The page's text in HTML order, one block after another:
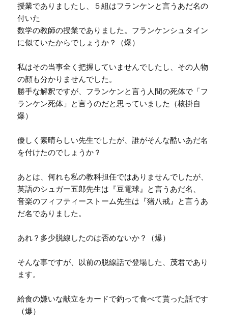
授業でありましたし、５組はフランケンと言うあだ名の
付いた
数学の教師の授業でありました。フランケンシュタイン
に似ていたからでしょうか？（爆）
私はその当事全く把握していませんでしたし、その人物
の顔も分かりませんでした。
勝手な解釈ですが、フランケンと言う人間の死体で「フ
ランケン死体」と言うのだと思っていました（核掛自
爆）
優しく素晴らしい先生でしたが、誰がそんな酷いあだ名
を付けたのでしょうか？
あとは、何れも私の教科担任ではありませんでしたが、
英語のシュガー五郎先生は『豆電球』と言うあだ名、
音楽のフィフティーストーム先生は『猪八戒』と言うあ
だ名でありました。
あれ？多少脱線したのは否めないか？（爆）
そんな事ですが、以前の脱線話で登場した、茂君であり
ます。
給食の嫌いな献立をカードで釣って食べて貰った話です
（爆）